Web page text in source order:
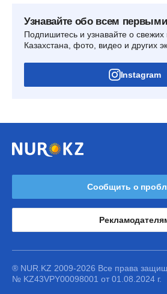
Узнавайте обо всем первыми
Подпишитесь и узнавайте о свежих
Казахстана, фото, видео и других
Instagram
Сообщить о
® NUR.KZ 2009-2026 Все права
№ KZ43VPY00098001 от 01.08.2024 г.